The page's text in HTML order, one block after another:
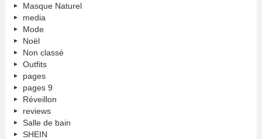
Masque Naturel
media
Mode
Noël
Non classé
Outfits
pages
pages 9
Réveillon
reviews
Salle de bain
SHEIN